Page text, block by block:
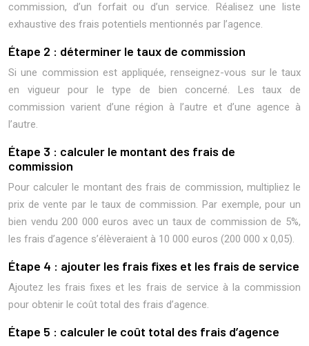
commission, d’un forfait ou d’un service. Réalisez une liste
exhaustive des frais potentiels mentionnés par l’agence.
Étape 2 : déterminer le taux de commission
Si une commission est appliquée, renseignez-vous sur le taux
en vigueur pour le type de bien concerné. Les taux de
commission varient d’une région à l’autre et d’une agence à
l’autre.
Étape 3 : calculer le montant des frais de
commission
Pour calculer le montant des frais de commission, multipliez le
prix de vente par le taux de commission. Par exemple, pour un
bien vendu 200 000 euros avec un taux de commission de 5%,
les frais d’agence s’élèveraient à 10 000 euros (200 000 x 0,05).
Étape 4 : ajouter les frais fixes et les frais de service
Ajoutez les frais fixes et les frais de service à la commission
pour obtenir le coût total des frais d’agence.
Étape 5 : calculer le coût total des frais d’agence